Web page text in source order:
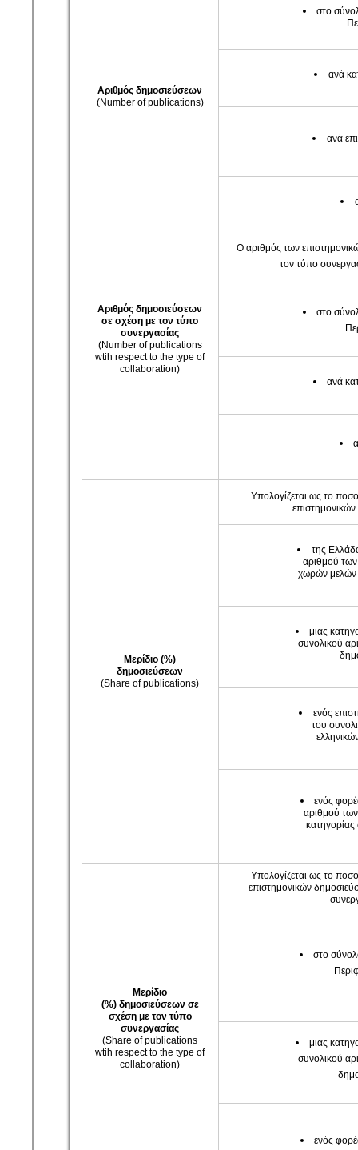
Αριθμόςδημοσιεύσεων
(Number of publications)
στο
ανά
ανά
Αριθμόςδημοσιεύσεων
σε σχέση με τον τύπο
συνεργασίας
(Number of publications
wtih respect to the type of
collaboration)
Ο αριθμός των
τον τύπο
στο
ανά
Μερίδιο (%)
δημοσιεύσεων
(Share of publications)
Υπολογίζεται ως το
της
αριθμού
χωρών
μιας
συνολικού
ενός
του
ενός
αριθμού
κατηγορίας
Μερίδιο
(%) δημοσιεύσεων σε
σχέση με τον τύπο
συνεργασίας
(Share of publications
wtih respect to the type of
collaboration)
Υπολογίζεται ως το
επιστημονικών
στο
μιας
συνολικού
ενός